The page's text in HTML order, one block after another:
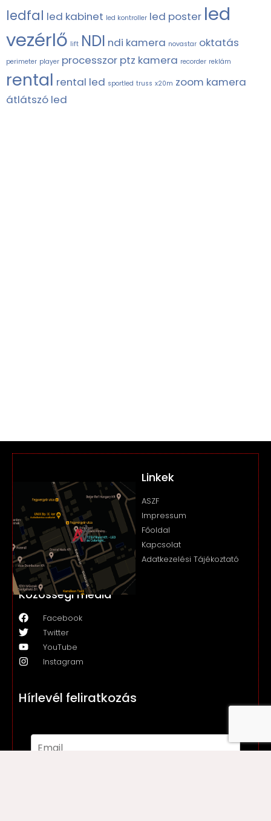
ledfal led kabinet led kontroller led poster led
vezérlő lift NDI ndi kamera novastar oktatás
perimeter player processzor ptz kamera recorder reklám
rental rental led sportled truss x20m zoom kamera
átlátszó led
Linkek
ASZF
Impressum
Főoldal
Kapcsolat
Adatkezelési Tájékoztató
Közösségi média
Facebook
Twitter
YouTube
Instagram
Hírlevél feliratkozás